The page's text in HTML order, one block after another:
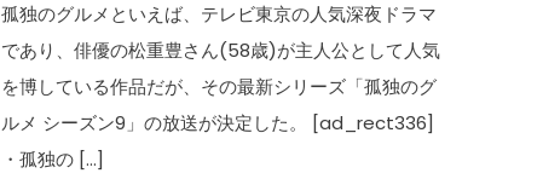
孤独のグルメといえば、テレビ東京の人気深夜ドラマ
であり、俳優の松重豊さん(58歳)が主人公として人気
を博している作品だが、その最新シリーズ「孤独のグ
ルメ シーズン9」の放送が決定した。 [ad_rect336]
・孤独の […]